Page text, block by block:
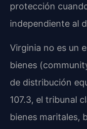
protección
independiente al
Virginia no es un
bienes
de distribución
107.3, el tribunal
bienes maritales,